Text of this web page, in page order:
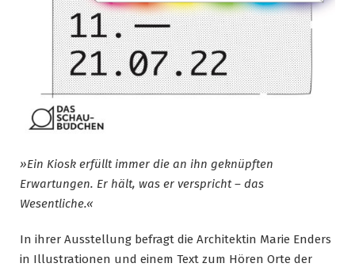
»Ein Kiosk erfüllt immer die an ihn geknüpften
Erwartungen. Er hält, was er verspricht – das
Wesentliche.«
In ihrer Ausstellung befragt die Architektin Marie Enders
in Illustrationen und einem Text zum Hören Orte der